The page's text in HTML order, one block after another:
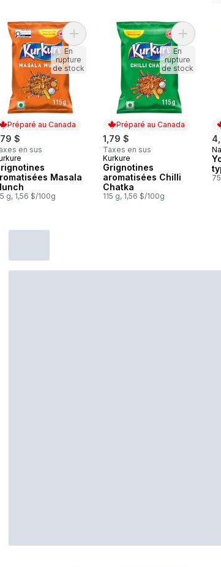
Préparé au Canada
$
en sus
au Canada
Masala
g, 1,56 $/100g
Ajouter Grignotines aromatisées
En
rupture
de stock
Préparé au Canada
1,79 $
Taxes en sus
Préparé au Canada
Kurkure
Grignotines
aromatisées Chilli
Chatka
115 g, 1,56 $/100g
Ajouter
En
rupture
de stock